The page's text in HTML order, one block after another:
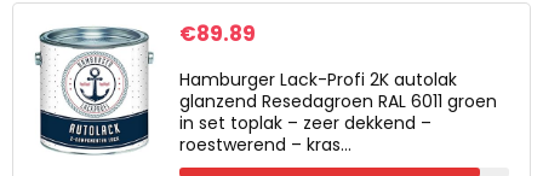
€89.89
Hamburger Lack-Profi 2K autolak
glanzend Resedagroen RAL 6011 groen
in set toplak – zeer dekkend –
roestwerend – kras…